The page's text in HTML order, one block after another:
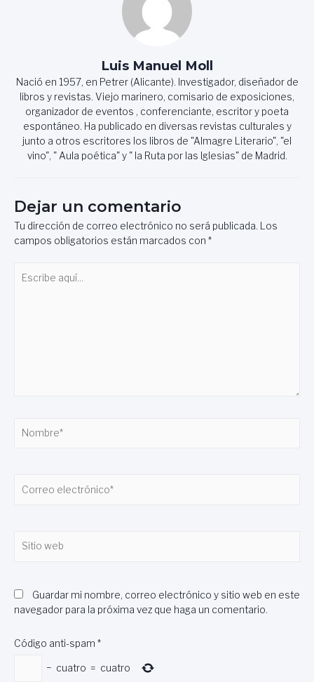
Luis Manuel Moll
Nació en 1957, en Petrer (Alicante). Investigador, diseñador de
libros y revistas. Viejo marinero, comisario de exposiciones,
organizador de eventos , conferenciante, escritor y poeta
espontáneo. Ha publicado en diversas revistas culturales y
junto a otros escritores los libros de "Almagre Literario", "el
vino", " Aula poética" y " la Ruta por las Iglesias" de Madrid.
Dejar un comentario
Tu dirección de correo electrónico no será publicada. Los
campos obligatorios están marcados con *
aquí...
electrónico*
web
Guardar mi nombre, correo electrónico y sitio web en este
navegador para la próxima vez que haga un comentario.
Código anti-spam *
− cuatro = cuatro